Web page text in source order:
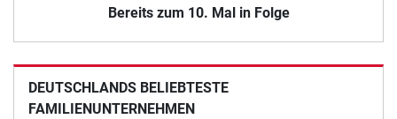
Bereits zum 10. Mal in Folge
DEUTSCHLANDS BELIEBTESTE
FAMILIENUNTERNEHMEN